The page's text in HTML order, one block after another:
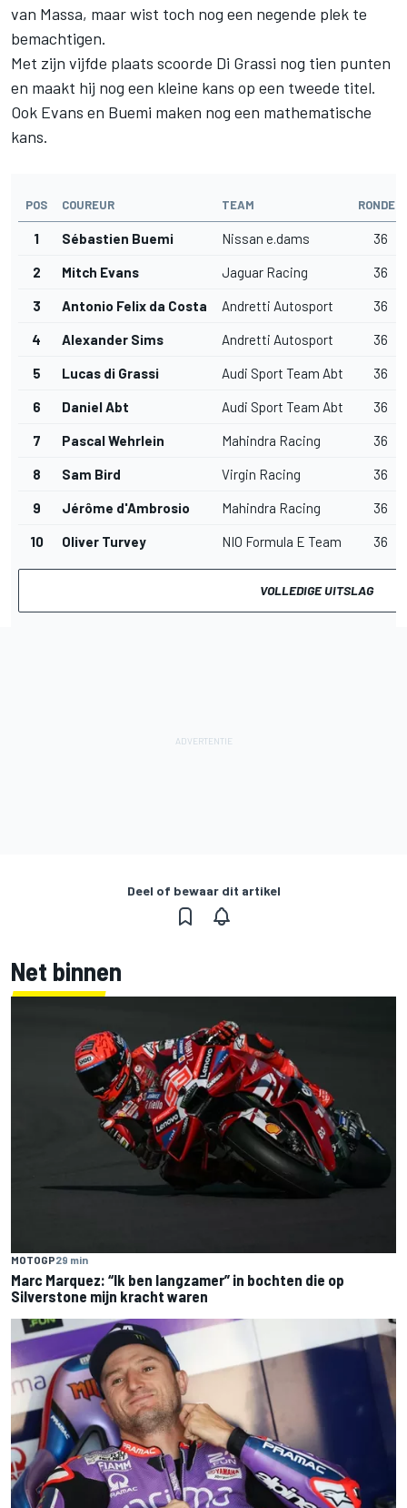
van Massa, maar wist toch nog een negende plek te
bemachtigen.
Met zijn vijfde plaats scoorde Di Grassi nog tien punten
en maakt hij nog een kleine kans op een tweede titel.
Ook Evans en Buemi maken nog een mathematische
kans.
POS COUREUR TEAM RONDEN
1 Sébastien Buemi Nissan e.dams 36
2 Mitch Evans Jaguar Racing 36
3 Antonio Felix da Costa Andretti Autosport 36
4 Alexander Sims Andretti Autosport 36
5 Lucas di Grassi Audi Sport Team Abt 36
6 Daniel Abt Audi Sport Team Abt 36
7 Pascal Wehrlein Mahindra Racing 36
8 Sam Bird Virgin Racing 36
9 Jérôme d'Ambrosio Mahindra Racing 36
10 Oliver Turvey NIO Formula E Team 36
VOLLEDIGE UITSLAG
Deel of bewaar dit artikel
Net binnen
MOTOGP29 min
Marc Marquez: “Ik ben langzamer” in bochten die op
Silverstone mijn kracht waren